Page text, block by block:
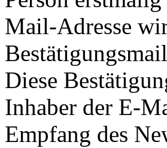
Mail-Adresse
Diese
Inhaber der E-
Empfang des